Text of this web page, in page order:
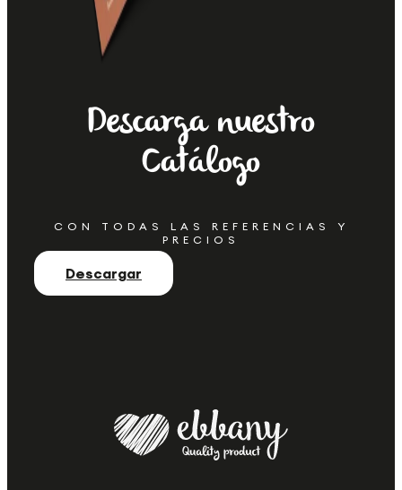
Descarga nuestro
Catálogo
CON TODAS LAS REFERENCIAS Y
PRECIOS
Descargar